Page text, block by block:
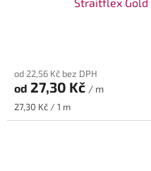
od 22,56 Kč bez DPH
od 27,30 Kč / m
Měrná
cena:
27,30 Kč / 1 m